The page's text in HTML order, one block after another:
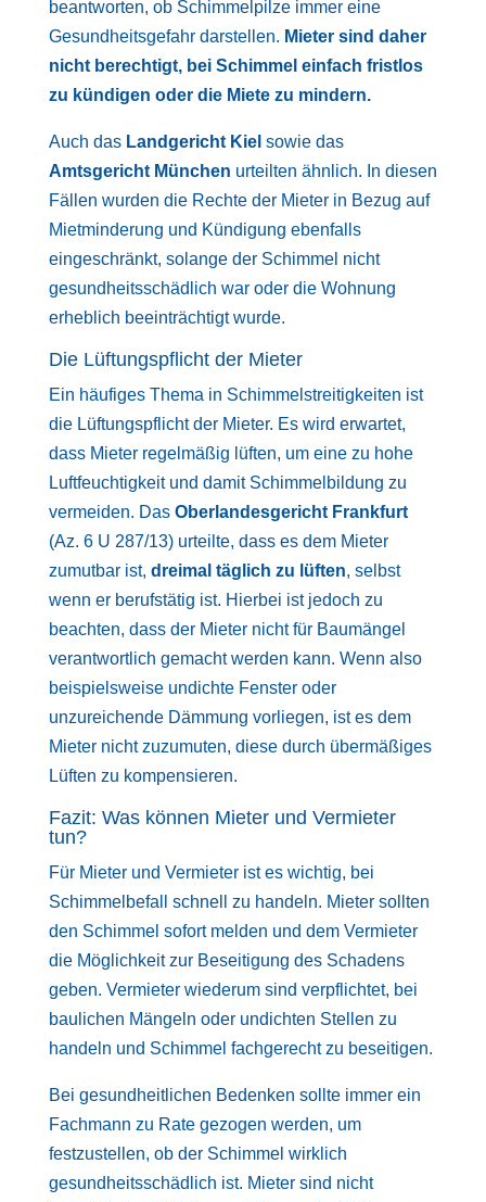
beantworten, ob Schimmelpilze immer eine
Gesundheitsgefahr darstellen. Mieter sind daher
nicht berechtigt, bei Schimmel einfach fristlos
zu kündigen oder die Miete zu mindern.
Auch das Landgericht Kiel sowie das
Amtsgericht München urteilten ähnlich. In diesen
Fällen wurden die Rechte der Mieter in Bezug auf
Mietminderung und Kündigung ebenfalls
eingeschränkt, solange der Schimmel nicht
gesundheitsschädlich war oder die Wohnung
erheblich beeinträchtigt wurde.
Die Lüftungspflicht der Mieter
Ein häufiges Thema in Schimmelstreitigkeiten ist
die Lüftungspflicht der Mieter. Es wird erwartet,
dass Mieter regelmäßig lüften, um eine zu hohe
Luftfeuchtigkeit und damit Schimmelbildung zu
vermeiden. Das Oberlandesgericht Frankfurt
(Az. 6 U 287/13) urteilte, dass es dem Mieter
zumutbar ist, dreimal täglich zu lüften, selbst
wenn er berufstätig ist. Hierbei ist jedoch zu
beachten, dass der Mieter nicht für Baumängel
verantwortlich gemacht werden kann. Wenn also
beispielsweise undichte Fenster oder
unzureichende Dämmung vorliegen, ist es dem
Mieter nicht zuzumuten, diese durch übermäßiges
Lüften zu kompensieren.
Fazit: Was können Mieter und Vermieter
tun?
Für Mieter und Vermieter ist es wichtig, bei
Schimmelbefall schnell zu handeln. Mieter sollten
den Schimmel sofort melden und dem Vermieter
die Möglichkeit zur Beseitigung des Schadens
geben. Vermieter wiederum sind verpflichtet, bei
baulichen Mängeln oder undichten Stellen zu
handeln und Schimmel fachgerecht zu beseitigen.
Bei gesundheitlichen Bedenken sollte immer ein
Fachmann zu Rate gezogen werden, um
festzustellen, ob der Schimmel wirklich
gesundheitsschädlich ist. Mieter sind nicht